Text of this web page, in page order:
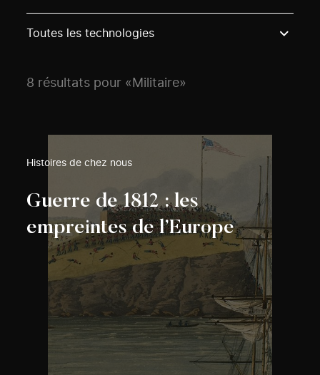
Toutes les technologies
8 résultats pour «Militaire»
Histoires de chez nous
Guerre de 1812 : les
empreintes de l’Europe